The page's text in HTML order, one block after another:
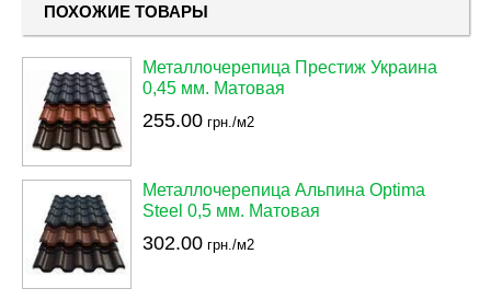
ПОХОЖИЕ ТОВАРЫ
Металлочерепица Престиж Украина
0,45 мм. Матовая
255.00 грн./м2
Металлочерепица Альпина Optima
Steel 0,5 мм. Матовая
302.00 грн./м2